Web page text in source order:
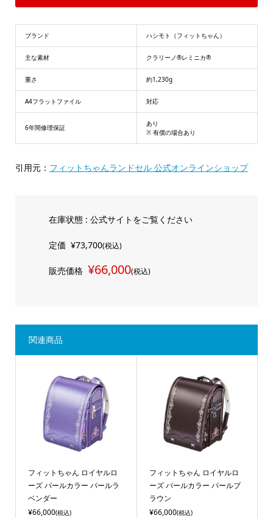
ブランド ハシモト（フィットちゃん）
主な素材 クラリーノ®レミニカ®
重さ 約1,230g
A4フラットファイル 対応
6年間修理保証
あり
※ 有償の場合あり
引用元： フィットちゃんランドセル 公式オンラインショップ
在庫状態 : 公式サイトをご覧ください
定価 ¥73,700(税込)
販売価格 ¥66,000(税込)
関連商品
フィットちゃん ロイヤルロ
ーズ パールカラー パールラ
ベンダー
¥66,000(税込)
フィットちゃん ロイヤルロ
ーズ パールカラー パールブ
ラウン
¥66,000(税込)